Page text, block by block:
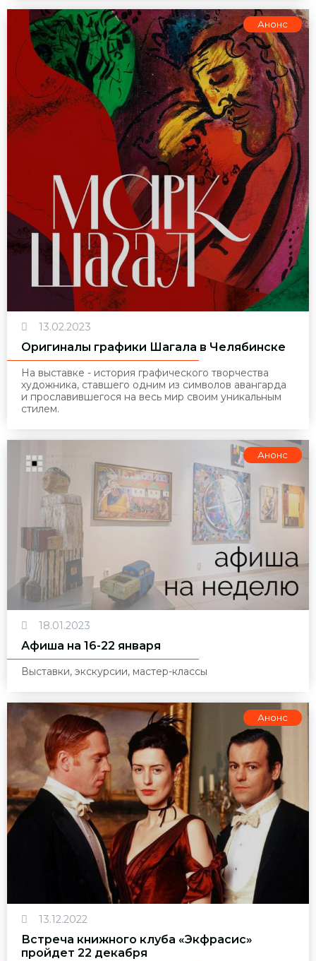
Анонс
13.02.2023
Оригиналы графики Шагала в Челябинске
На выставке - история графического творчества
художника, ставшего одним из символов авангарда
и прославившегося на весь мир своим уникальным
стилем.
Анонс
18.01.2023
Афиша на 16-22 января
Выставки, экскурсии, мастер-классы
Анонс
13.12.2022
Встреча книжного клуба «Экфрасис»
пройдет 22 декабря